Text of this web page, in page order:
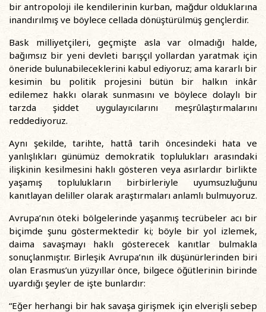
bir antropoloji ile kendilerinin kurban, mağdur olduklarına
inandırılmış ve böylece cellada dönüştürülmüş gençlerdir.
Bask milliyetçileri, geçmişte asla var olmadığı halde,
bağımsız bir yeni devleti barışçıl yollardan yaratmak için
öneride bulunabileceklerini kabul ediyoruz; ama kararlı bir
kesimin bu politik projesini bütün bir halkın inkâr
edilemez hakkı olarak sunmasını ve böylece dolaylı bir
tarzda şiddet uygulayıcılarını meşrûlaştırmalarını
reddediyoruz.
Aynı şekilde, tarihte, hattâ tarih öncesindeki hata ve
yanlışlıkları günümüz demokratik toplulukları arasındaki
ilişkinin kesilmesini haklı gösteren veya asırlardır birlikte
yaşamış toplulukların birbirleriyle uyumsuzluğunu
kanıtlayan deliller olarak araştırmaları anlamlı bulmuyoruz.
Avrupa’nın öteki bölgelerinde yaşanmış tecrübeler acı bir
biçimde şunu göstermektedir ki; böyle bir yol izlemek,
daima savaşmayı haklı gösterecek kanıtlar bulmakla
sonuçlanmıştır. Birleşik Avrupa’nın ilk düşünürlerinden biri
olan Erasmus’un yüzyıllar önce, bilgece öğütlerinin birinde
uyardığı şeyler de işte bunlardır:
“Eğer herhangi bir hak savaşa girişmek için elverişli sebep